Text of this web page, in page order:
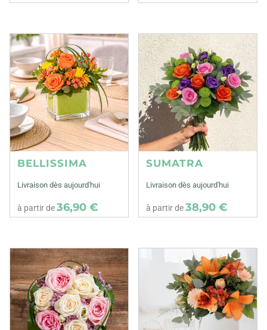
BELLISSIMA
Livraison dès aujourd'hui
à partir de36,90 €
SUMATRA
Livraison dès aujourd'hui
à partir de38,90 €